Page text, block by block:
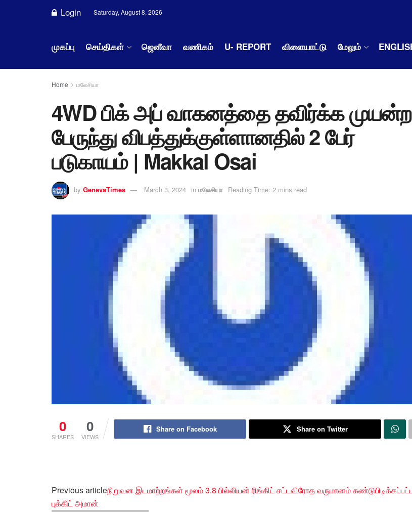
Login Saturday, August 8, 2026
முகப்பு செய்திகள் ஜெனீவா வணிகம் U- REPORT விளையாட்டு மேலும்
Home மலேசியா
4WD பிக் அப் வாகனத்தை தவிர்க்க முயன்ற
பேருந்து விபத்துக்குள்ளானதில் 2 பேர்
படுகாயம் | Makkal Osai
by GenevaTimes March 3, 2024 in மலேசியா Reading Time: 2 mins read
0
SHARES
0
VIEWS
Share on Facebook Share on Twitter
Previous articleநிறுவன இடமாற்றங்கள் மூலம் 3.8 பில்லியன் ரிங்கிட் சட்டவிரோத வருமானம்
புக்கிட் அமான்